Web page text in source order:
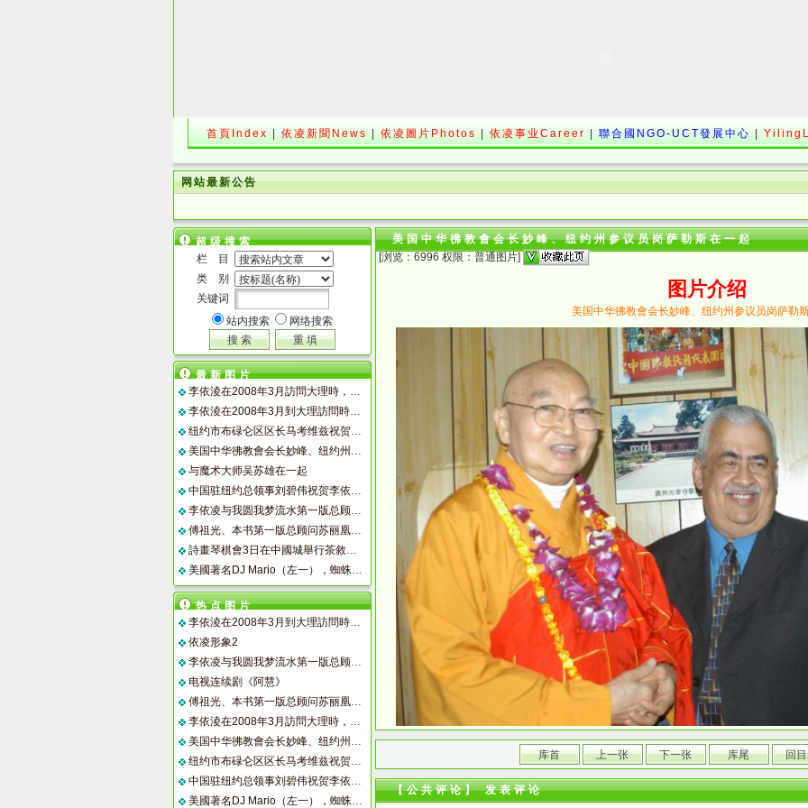
首頁Index 依凌新聞News 依凌圖片Photos 依凌事业Career 聯合國NGO-UCT發展中心
网站最新公告
超级搜索
栏 目
类 别
关键词
站内搜索
网络搜索
最新图片
李依淩在2008年3月訪問大理時，白族小朋友熱情獻吻。
李依淩在2008年3月到大理訪問時，與白族小朋友合影留念。
纽约市布碌仑区区长马考维兹祝贺李依凌新书出版
美国中华彿教會会长妙峰、纽约州参议员岗萨勒斯在一起
与魔术大师吴苏雄在一起
中国驻纽约总领事刘碧伟祝贺李依凌新书出版
李依凌与我圆我梦流水第一版总顾问苏丽凰
傅祖光、本书第一版总顾问苏丽凰、刘晓庆、中国驻纽约总领事刘碧伟摄于纽约林肯中心
詩畫琴棋會3日在中國城舉行茶敘，通告近期活動。
美國著名DJ Mario（左一），蜘蛛俠及小朋友們手捧李依淩新書宣傳海報。
热点图片
李依淩在2008年3月到大理訪問時，與白族小朋友合影留念。
依凌形象2
李依凌与我圆我梦流水第一版总顾问苏丽凰
电视连续剧《阿慧》
傅祖光、本书第一版总顾问苏丽凰、刘晓庆、中国驻纽约总领事刘碧伟摄于纽约林肯中心
李依淩在2008年3月訪問大理時，白族小朋友熱情獻吻。
美国中华彿教會会长妙峰、纽约州参议员岗萨勒斯在一起
纽约市布碌仑区区长马考维兹祝贺李依凌新书出版
中国驻纽约总领事刘碧伟祝贺李依凌新书出版
美國著名DJ Mario（左一），蜘蛛俠及小朋友們手捧李依淩新書宣傳海報。
美国中华彿教會会长妙峰、纽约州参议员岗萨勒斯在一起
[浏览：6996 权限：普通图片]
图片介绍
美国中华彿教會会长妙峰、纽约州参议员岗萨勒
库首 上一张 下一张 库尾 回
【公共评论】发表评论